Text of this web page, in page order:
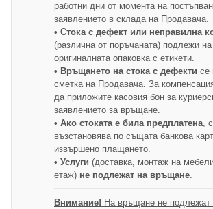
работни дни от момента на
заявлението в склада на Продавача.
• Стока с дефект или неправилна
(различна от поръчаната) подлежи
оригиналната опаковка с етикети.
• Връщането на стока с дефекти се
сметка на Продавача. За
да приложите касовия бон за
заявлението за връщане.
• Ако стоката е била предплатена,
възстановява по същата банкова
извършено плащането.
• Услуги (доставка, монтаж на
етаж) не подлежат на връщане.
Внимание! На връщане не подлежат